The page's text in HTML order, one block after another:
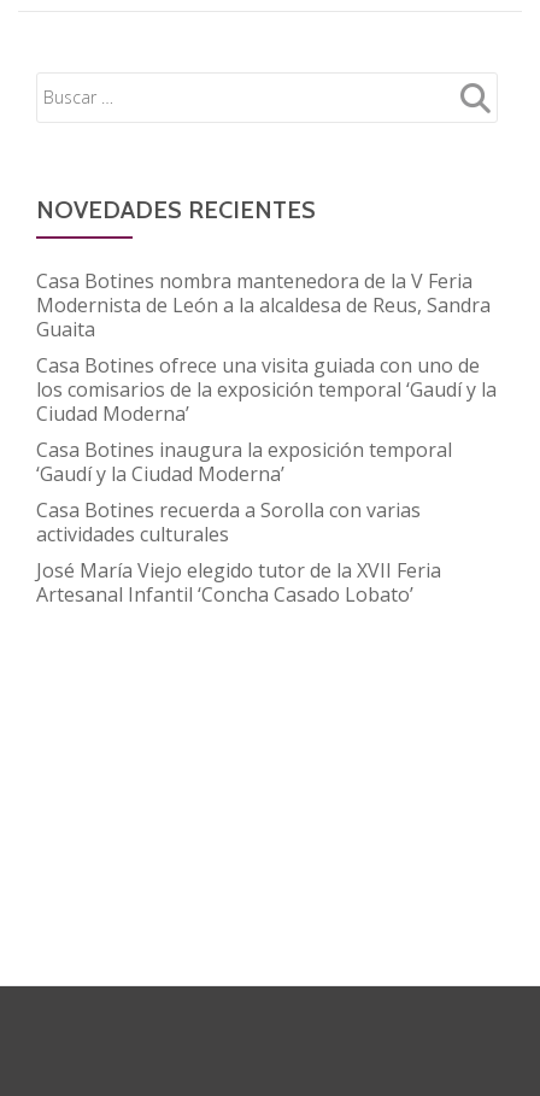
Águila
FUNDOS
inaugura
exposición
colegio
Villa
de
Navatejera
NOVEDADES RECIENTES
Casa Botines nombra mantenedora de la V Feria
Modernista de León a la alcaldesa de Reus, Sandra
Guaita
Casa Botines ofrece una visita guiada con uno de
los comisarios de la exposición temporal ‘Gaudí y la
Ciudad Moderna’
Casa Botines inaugura la exposición temporal
‘Gaudí y la Ciudad Moderna’
Casa Botines recuerda a Sorolla con varias
actividades culturales
José María Viejo elegido tutor de la XVII Feria
Artesanal Infantil ‘Concha Casado Lobato’